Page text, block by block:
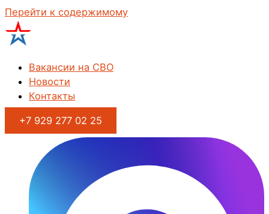
Перейти к содержимому
Вакансии на СВО
Новости
Контакты
+7 929 277 02 25